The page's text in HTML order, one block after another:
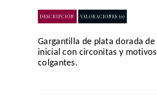
DESCRIPCIÓN VALORACIONES (0)
Gargantilla de platadorada de
inicial con circonitas y motivos
colgantes.